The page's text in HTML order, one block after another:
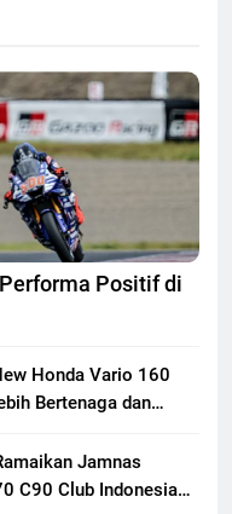
Positif di
Honda Vario 160
Bertenaga dan
Jamnas
C90 Club Indonesia